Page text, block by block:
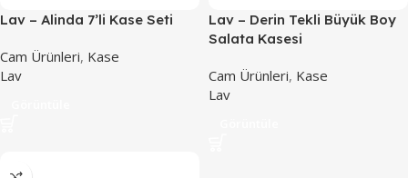
Lav – Alinda 7’li Kase Seti
Cam Ürünleri, Kase
Lav
Lav – Derin Tekli Büyük Boy
Salata Kasesi
Cam Ürünleri, Kase
Lav